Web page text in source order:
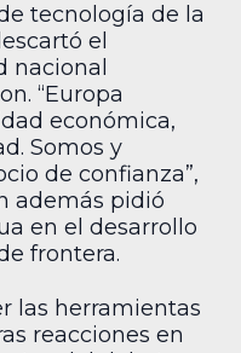
tecnología de la
el
nacional
“Europa
económica,
Somos y
de confianza”,
además pidió
en el desarrollo
frontera.
las herramientas
reacciones en